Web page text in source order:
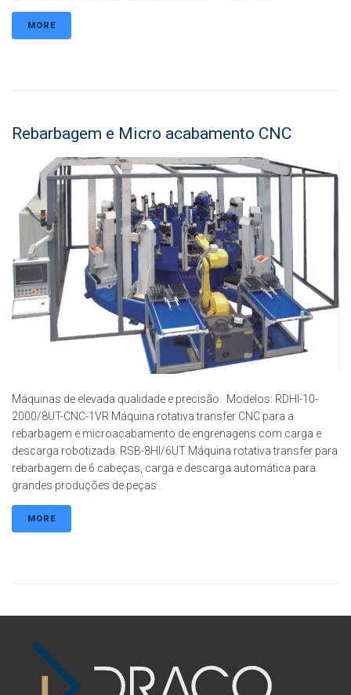
MORE
Rebarbagem e Micro acabamento CNC
Máquinas de elevada qualidade e precisão. Modelos: RDHI-10-
2000/8UT-CNC-1VR Máquina rotativa transfer CNC para a
rebarbagem e microacabamento de engrenagens com carga e
descarga robotizada. RSB-8HI/6UT Máquina rotativa transfer para
rebarbagem de 6 cabeças, carga e descarga automática para
grandes produções de peças.
MORE